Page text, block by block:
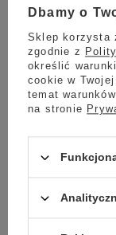
swoją
Czytaj więcej
Dbamy o
Sklep korzysta
zgodnie z
określić
cookie w
temat
na stronie